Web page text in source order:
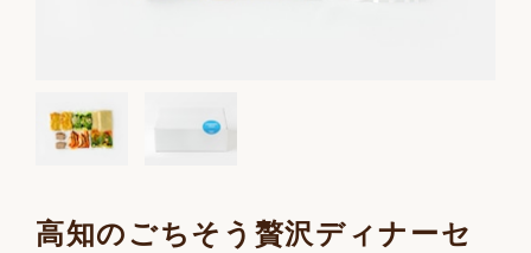
高知のごちそう贅沢ディナーセ